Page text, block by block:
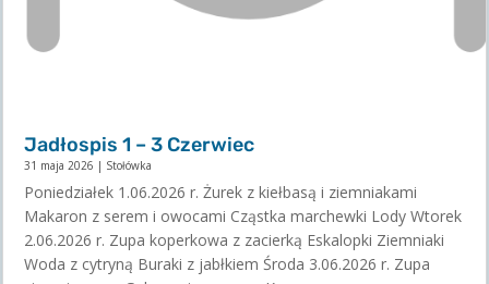
Jadłospis 1 – 3 Czerwiec
31 maja 2026 | Stołówka
Poniedziałek 1.06.2026 r. Żurek z kiełbasą i ziemniakami
Makaron z serem i owocami Cząstka marchewki Lody Wtorek
2.06.2026 r. Zupa koperkowa z zacierką Eskalopki Ziemniaki
Woda z cytryną Buraki z jabłkiem Środa 3.06.2026 r. Zupa